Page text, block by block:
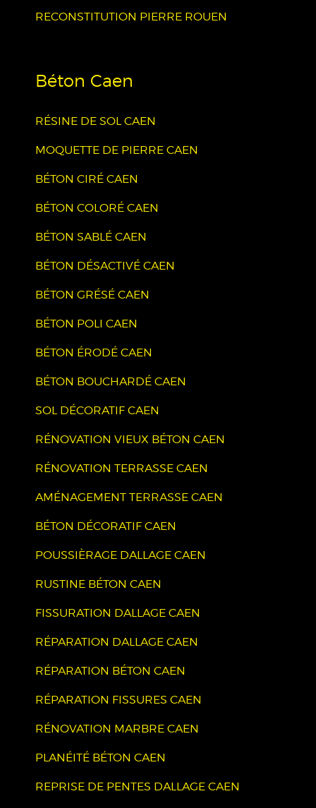
RECONSTITUTION PIERRE ROUEN
Béton Caen
RÉSINE DE SOL CAEN
MOQUETTE DE PIERRE CAEN
BÉTON CIRÉ CAEN
BÉTON COLORÉ CAEN
BÉTON SABLÉ CAEN
BÉTON DÉSACTIVÉ CAEN
BÉTON GRÉSÉ CAEN
BÉTON POLI CAEN
BÉTON ÉRODÉ CAEN
BÉTON BOUCHARDÉ CAEN
SOL DÉCORATIF CAEN
RÉNOVATION VIEUX BÉTON CAEN
RÉNOVATION TERRASSE CAEN
AMÉNAGEMENT TERRASSE CAEN
BÉTON DÉCORATIF CAEN
POUSSIÈRAGE DALLAGE CAEN
RUSTINE BÉTON CAEN
FISSURATION DALLAGE CAEN
RÉPARATION DALLAGE CAEN
RÉPARATION BÉTON CAEN
RÉPARATION FISSURES CAEN
RÉNOVATION MARBRE CAEN
PLANÉITÉ BÉTON CAEN
REPRISE DE PENTES DALLAGE CAEN